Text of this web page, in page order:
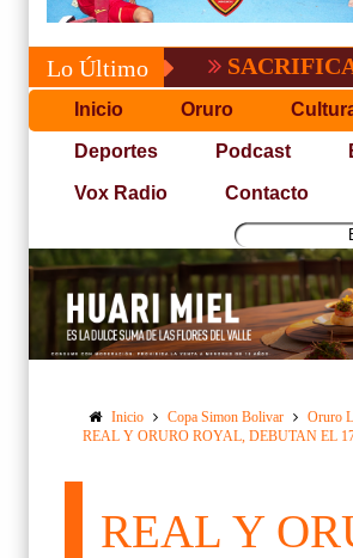
Lo ÚltimoSACRIFICADO
Inicio Oruro
Deportes Podcast
Vox Radio Contacto
Inicio Copa Simon Bolivar
Oruro
REAL Y ORURO ROYAL, DEBUTAN EL
REAL Y